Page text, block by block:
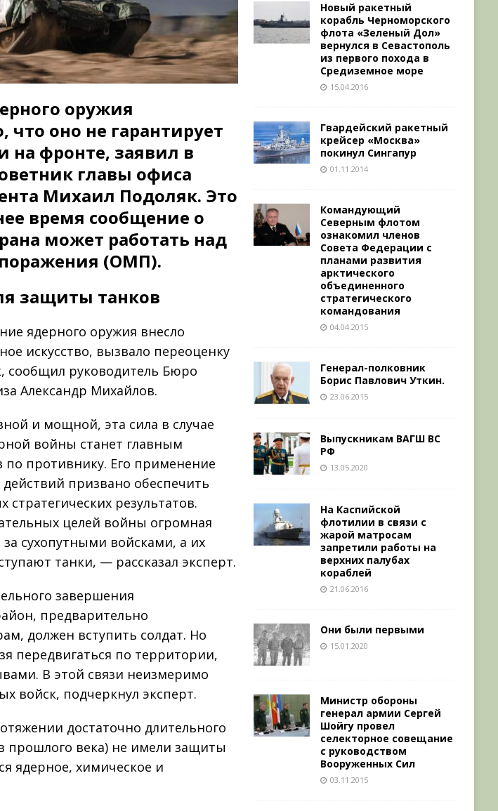
оружия
оно не гарантирует
на фронте, заявил в
главы офиса
Михаил Подоляк. Это
время сообщение о
может работать над
(ОМП).
защиты танков
ядерного оружия внесло
искусство, вызвало переоценку
сообщил руководитель Бюро
Александр Михайлов.
и мощной, эта сила в случае
войны станет главным
по противнику. Его применение
призвано обеспечить
результатов.
целей войны огромная
сухопутными войсками, а их
танки, — рассказал эксперт.
завершения
предварительно
должен вступить солдат. Но
передвигаться по территории,
В этой связи неизмеримо
войск, подчеркнул эксперт.
достаточно длительного
прошлого века) не имели защиты
ядерное, химическое и
Новый ракетный
корабль Черноморского
флота «Зеленый Дол»
вернулся в Севастополь
из первого похода в
Средиземное море
15.04.2016
Гвардейский ракетный
крейсер «Москва»
покинул Сингапур
01.11.2014
Командующий
Северным флотом
ознакомил членов
Совета Федерации с
планами развития
арктического
объединенного
стратегического
командования
04.04.2015
Генерал-полковник
Борис Павлович Уткин.
23.06.2015
Выпускникам ВАГШ ВС
РФ
13.05.2020
На Каспийской
флотилии в связи с
жарой матросам
запретили работы на
верхних палубах
кораблей
21.06.2016
Они были первыми
15.01.2020
Министр обороны
генерал армии Сергей
Шойгу провел
селекторное совещание
с руководством
Вооруженных Сил
03.11.2015